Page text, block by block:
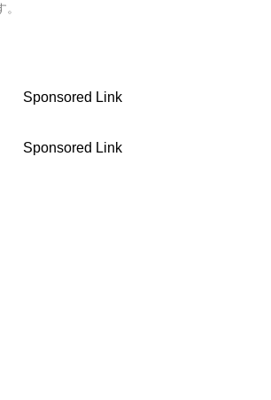
Sponsored Link
Sponsored Link